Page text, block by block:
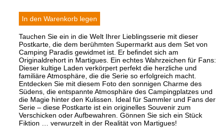
Tauchen Sie ein in die Welt Ihrer Lieblingsserie mit dieser
Postkarte, die dem berühmten Supermarkt aus dem Set von
Camping Paradis gewidmet ist. Er befindet sich am
Originaldrehort in Martigues. Ein echtes Wahrzeichen für Fans:
Dieser kultige Laden verkörpert perfekt die herzliche und
familiäre Atmosphäre, die die Serie so erfolgreich macht.
Entdecken Sie mit diesem Foto den sonnigen Charme des
Südens, die entspannte Atmosphäre des Campingplatzes und
die Magie hinter den Kulissen. Ideal für Sammler und Fans der
Serie – diese Postkarte ist ein originelles Souvenir zum
Verschicken oder Aufbewahren. Gönnen Sie sich ein Stück
Fiktion … verwurzelt in der Realität von Martigues!